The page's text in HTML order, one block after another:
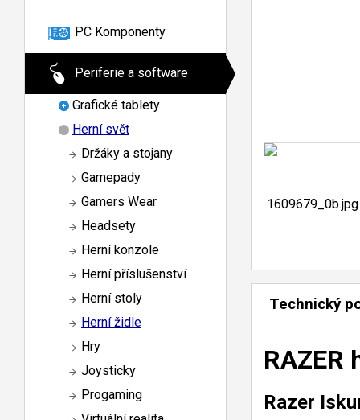
PC Komponenty
Periferie a software
Grafické tablety
Herní svět
Držáky a stojany
Gamepady
Gamers Wear
Headsety
Herní konzole
Herní příslušenství
Herní stoly
Herní židle
Hry
Joysticky
Progaming
Technický
RAZER
Razer